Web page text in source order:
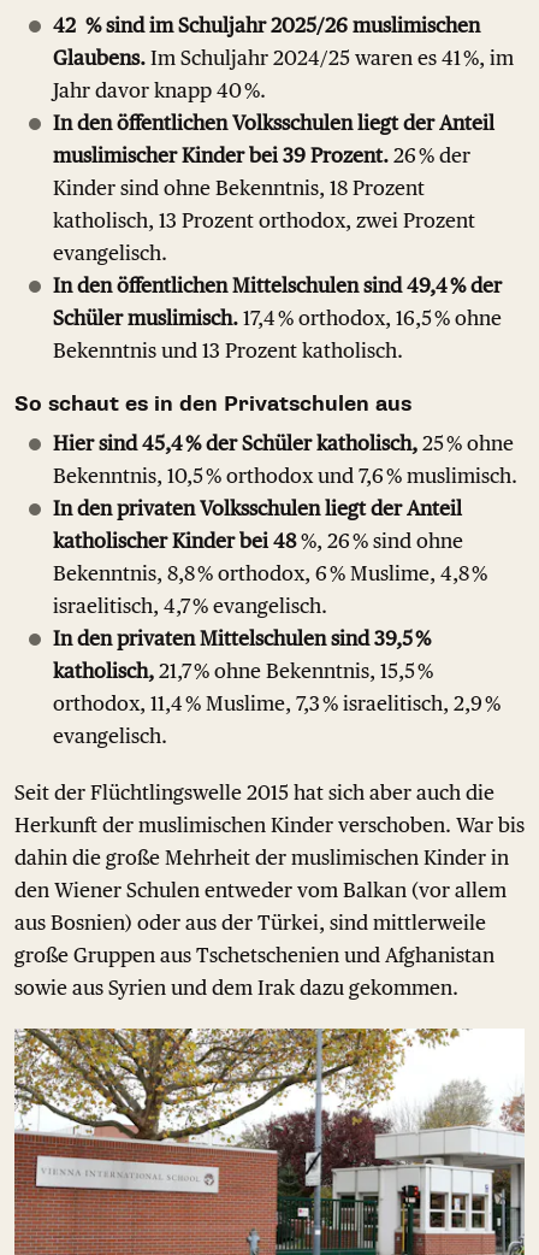
42 % sind im Schuljahr 2025/26 muslimischen
Glaubens. Im Schuljahr 2024/25 waren es 41 %, im
Jahr davor knapp 40 %.
In den öffentlichen Volksschulen liegt der Anteil
muslimischer Kinder bei 39 Prozent. 26 % der
Kinder sind ohne Bekenntnis, 18 Prozent
katholisch, 13 Prozent orthodox, zwei Prozent
evangelisch.
In den öffentlichen Mittelschulen sind 49,4 % der
Schüler muslimisch. 17,4 % orthodox, 16,5 % ohne
Bekenntnis und 13 Prozent katholisch.
So schaut es in den Privatschulen aus
Hier sind 45,4 % der Schüler katholisch, 25 % ohne
Bekenntnis, 10,5 % orthodox und 7,6 % muslimisch.
In den privaten Volksschulen liegt der Anteil
katholischer Kinder bei 48%, 26 % sind ohne
Bekenntnis, 8,8 % orthodox, 6 % Muslime, 4,8 %
israelitisch, 4,7 % evangelisch.
In den privaten Mittelschulen sind 39,5 %
katholisch, 21,7 % ohne Bekenntnis, 15,5 %
orthodox, 11,4 % Muslime, 7,3 % israelitisch, 2,9 %
evangelisch.
Seit der Flüchtlingswelle 2015 hat sich aber auch die
Herkunft der muslimischen Kinder verschoben. War bis
dahin die große Mehrheit der muslimischen Kinder in
den Wiener Schulen entweder vom Balkan (vor allem
aus Bosnien) oder aus der Türkei, sind mittlerweile
große Gruppen aus Tschetschenien und Afghanistan
sowie aus Syrien und dem Irak dazu gekommen.